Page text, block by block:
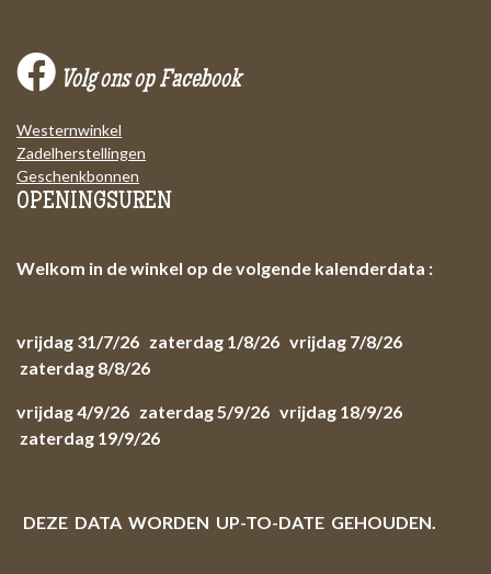
Volg ons op Facebook
Westernwinkel
Zadelherstellingen
Geschenkbonnen
OPENINGSUREN
Welkom in de winkel op de volgende kalenderdata :
vrijdag 31/7/26 zaterdag 1/8/26 vrijdag 7/8/26
zaterdag 8/8/26
vrijdag 4/9/26 zaterdag 5/9/26 vrijdag 18/9/26
zaterdag 19/9/26
DEZE DATA WORDEN UP-TO-DATE GEHOUDEN.